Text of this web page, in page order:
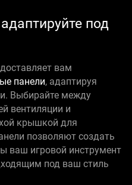
под
вам
панели, адаптируя
Выбирайте между
вентиляции и
крышкой для
позволяют создать
ваш игровой инструмент
под ваш стиль